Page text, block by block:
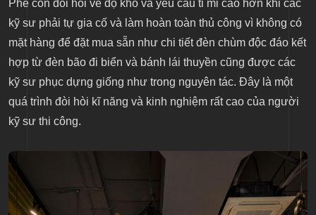
Phê còn đòi hỏi về độ khó và yêu cầu tỉ mỉ cao hơn khi các
kỹ sư phải tự gia cố và làm hoàn toàn thủ công vì không có
mặt hàng để đặt mua sẵn như chi tiết đèn chùm độc đáo kết
hợp từ đèn bão đi biển và bánh lái thuyền cũng được các
kỹ sư phục dựng giống như trong nguyên tác. Đây là một
quá trình đòi hòi kĩ năng và kinh nghiệm rất cao của người
kỹ sư thi công.